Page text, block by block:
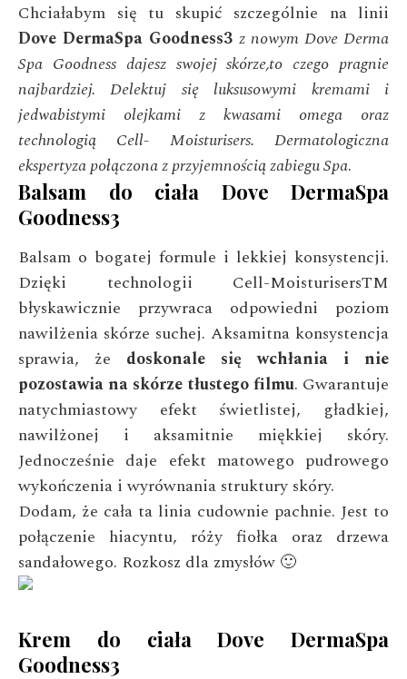
Chciałabym się tu skupić szczególnie na linii
Dove DermaSpa Goodness3 z nowym Dove Derma
Spa Goodness dajesz swojej skórze,to czego pragnie
najbardziej. Delektuj się luksusowymi kremami i
jedwabistymi olejkami z kwasami omega oraz
technologią Cell- Moisturisers. Dermatologiczna
ekspertyza połączona z przyjemnością zabiegu Spa.
Balsam do ciała Dove DermaSpa
Goodness3
Balsam o bogatej formule i lekkiej konsystencji.
Dzięki technologii Cell-MoisturisersTM
błyskawicznie przywraca odpowiedni poziom
nawilżenia skórze suchej. Aksamitna konsystencja
sprawia, że doskonale się wchłania i nie
pozostawia na skórze tłustego filmu. Gwarantuje
natychmiastowy efekt świetlistej, gładkiej,
nawilżonej i aksamitnie miękkiej skóry.
Jednocześnie daje efekt matowego pudrowego
wykończenia i wyrównania struktury skóry.
Dodam, że cała ta linia cudownie pachnie. Jest to
połączenie hiacyntu, róży fiołka oraz drzewa
sandałowego. Rozkosz dla zmysłów 🙂
Krem do ciała Dove DermaSpa
Goodness3